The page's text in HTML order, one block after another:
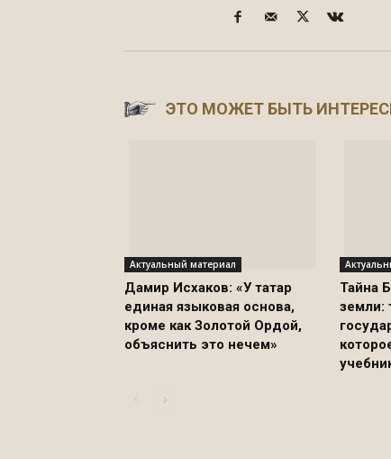
ЭТО МОЖЕТ БЫТЬ
Актуальный материал
Дамир Исхаков: «У татар
единая языковая основа,
кроме как Золотой Ордой,
объяснить это нечем»
Тайна
земли: